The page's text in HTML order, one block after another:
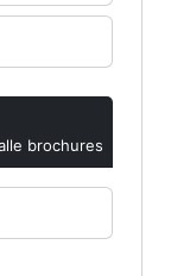
brochures